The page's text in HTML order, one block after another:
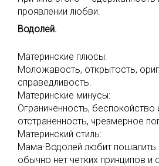
проявлении любви.
Водолей.
Материнские плюсы:
Моложавость, открытость,
справедливость.
Материнские минусы:
Ограниченность, беспокойство
отстраненность, чрезмерное
Материнский стиль:
Мама-Водолей любит
обычно нет четких принципов и